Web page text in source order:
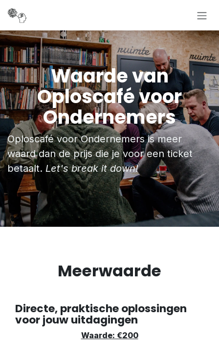
Waarde van
Oploscafé voor
Ondernemers
Oploscafé voor Ondernemers is meer
waard dan de prijs die je voor een ticket
betaalt. Let's break it down!
Meerwaarde
Directe, praktische oplossingen
voor jouw uitdagingen
Waarde: €200